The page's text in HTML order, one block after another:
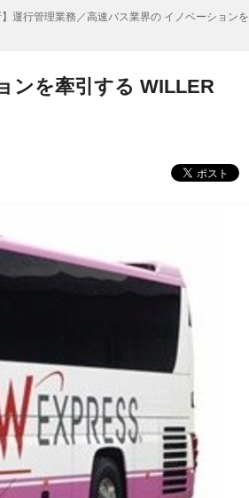
】運行管理業務／高速バス業界の イノベーションを
ンを牽引する WILLER